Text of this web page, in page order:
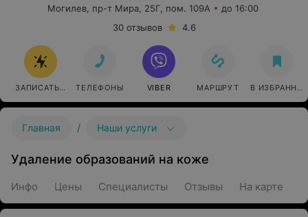
Могилев, пр-т Мира, 25Г, пом. 109А
до 16:00
30 отзывов
4.6
ЗАПИСАТЬСЯ ОНЛАЙН
ТЕЛЕФОНЫ VIBER МАРШРУТ В ИЗБРАННОЕ
Главная / Наши услуги
Удаление образований на коже
Инфо Цены Специалисты Отзывы На карте